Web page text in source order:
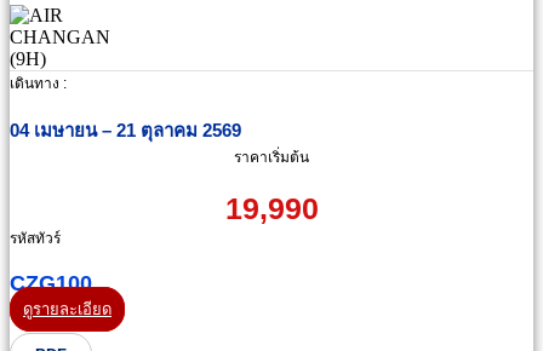
เดินทาง :
04 เมษายน – 21 ตุลาคม 2569
ราคาเริ่มต้น
19,990
รหัสทัวร์
CZG100
ดูรายละเอียด